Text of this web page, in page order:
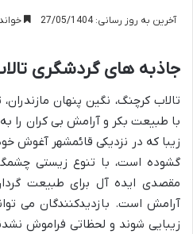
آخرین به روز رسانی: 27/05/1404 خواندن
جاذبه های گردشگری
تالاب کرچنگ، نگین پنهان
با طبیعت بکر و آرامش بی کران را
زیبا که در نزدیکی قائمشهر آغوش
گشوده است، با تنوع زیستی
مقصدی ایده آل برای طبیعت
آرامش است. بازدیدکنندگان می
زیبایی شوند و لحظاتی فراموش